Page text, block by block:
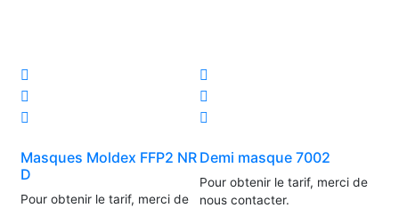
Masques Moldex FFP2 NR
D
Pour obtenir le tarif, merci de
Demi masque 7002
Pour obtenir le tarif, merci de
nous contacter.